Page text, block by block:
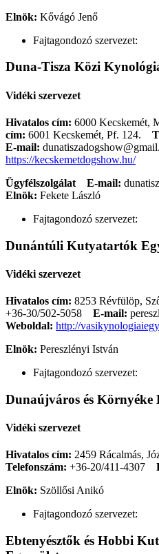
Elnök: Kővágó Jenő
Fajtagondozó szervezet:
Duna-Tisza Közi
Vidéki szervezet
Hivatalos cím: 6000 Kecskemét,
cím: 6001 Kecskemét, Pf. 124.
E-mail:
https://kecskemetdogshow.hu/
Ügyfélszolgálat
E-mail:
Elnök: Fekete László
Fajtagondozó szervezet:
Dunántúli Kutyatartók
Vidéki szervezet
Hivatalos cím: 8253 Révfülöp,
+36-30/502-5058
E-mail:
Weboldal: http://
Elnök: Pereszlényi István
Fajtagondozó szervezet:
Dunaújváros és Környéke
Vidéki szervezet
Hivatalos cím: 2459 Rácalmás,
Telefonszám: +36-20/411-4307
Elnök: Szöllősi Anikó
Fajtagondozó szervezet:
Ebtenyésztők és Hobbi